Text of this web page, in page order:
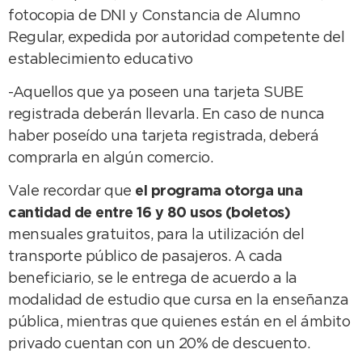
fotocopia de DNI y Constancia de Alumno
Regular, expedida por autoridad competente del
establecimiento educativo
-Aquellos que ya poseen una tarjeta SUBE
registrada deberán llevarla. En caso de nunca
haber poseído una tarjeta registrada, deberá
comprarla en algún comercio.
Vale recordar que el programa otorga una
cantidad de entre 16 y 80 usos (boletos)
mensuales gratuitos, para la utilización del
transporte público de pasajeros. A cada
beneficiario, se le entrega de acuerdo a la
modalidad de estudio que cursa en la enseñanza
pública, mientras que quienes están en el ámbito
privado cuentan con un 20% de descuento.